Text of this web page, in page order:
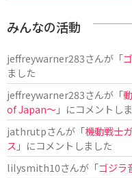
みんなの活動
jeffreywarner283さんが「
ました
jeffreywarner283さんが「
of Japan〜」にコメントし
jathrutpさんが「機動戦士
ス 」にコメントしました
lilysmith10さんが「ゴジラ